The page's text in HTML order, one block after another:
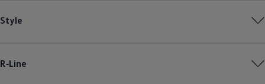
Style
R‑Line